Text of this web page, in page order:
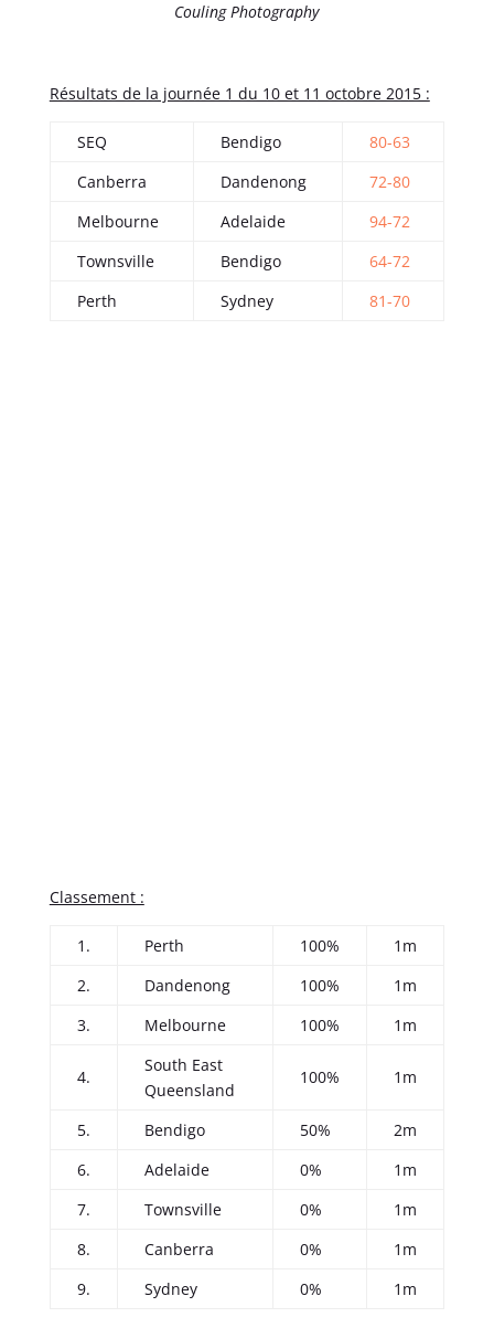
Couling Photography
Résultats de la journée 1 du 10 et 11 octobre 2015 :
SEQ Bendigo
80-63
Canberra
Dandenong
72-80
Melbourne
Adelaide
94-72
Townsville
Bendigo
64-72
Perth
Sydney 81-70
Classement :
1. Perth 100%
1m
2.
Dandenong 100%
1m
3.
Melbourne 100% 1m
4.
South East
Queensland
100% 1m
5. Bendigo 50%
2m
6.
Adelaide 0%
1m
7.
Townsville 0%
1m
8.
Canberra 0%
1m
9.
Sydney 0% 1m